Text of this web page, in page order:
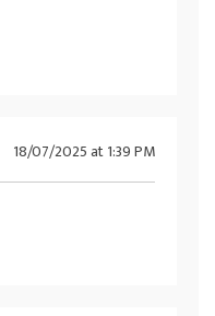
18/07/2025 at 1:39 PM